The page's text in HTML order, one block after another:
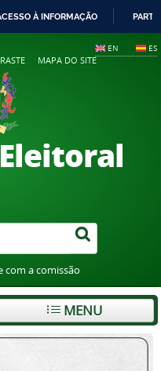
À INFORMAÇÃO
EN ES
MAPA DO SITE
com a comissão
MENU